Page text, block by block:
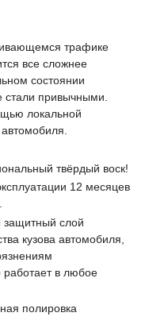
трафике
все сложнее
состоянии
стали привычными.
локальной
твёрдый воск!
12 месяцев
защитный слой
кузова автомобиля,
работает в любое
полировка